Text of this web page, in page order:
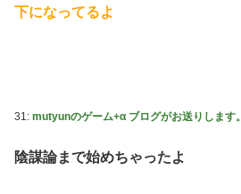
下になってるよ
31: mutyunのゲーム+α ブログがお送りします。
陰謀論まで始めちゃったよ